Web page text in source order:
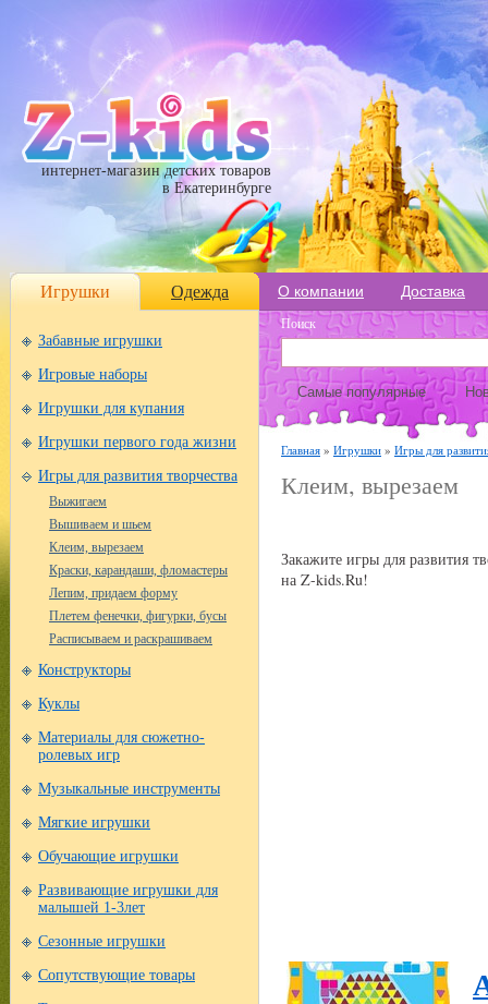
интернет-магазин детских товаров
в Екатеринбурге
Игрушки Одежда О компании Доставка
Забавные игрушки
Игровые наборы
Игрушки для купания
Игрушки первого года жизни
Игры для развития творчества
Выжигаем
Вышиваем и шьем
Клеим, вырезаем
Краски, карандаши, фломастеры
Лепим, придаем форму
Плетем фенечки, фигурки, бусы
Расписываем и раскрашиваем
Конструкторы
Куклы
Материалы для сюжетно-
ролевых игр
Музыкальные инструменты
Мягкие игрушки
Обучающие игрушки
Развивающие игрушки для
малышей 1-3лет
Сезонные игрушки
Сопутствующие товары
Поиск
Самые популярные
Главная » Игрушки » Игры для
Клеим, вырезаем
Закажите игры для развития
на Z-kids.Ru!